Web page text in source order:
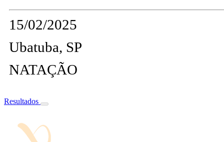
15/02/2025
Ubatuba, SP
NATAÇÃO
Resultados